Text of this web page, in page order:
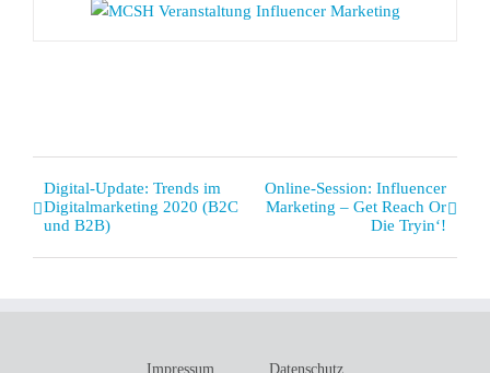
Veranstaltung
Navigation
Digital-Update: Trends im
Digitalmarketing 2020 (B2C
und B2B)
Online-Session: Influencer
Marketing – Get Reach Or
Die Tryin‘!
Impressum Datenschutz